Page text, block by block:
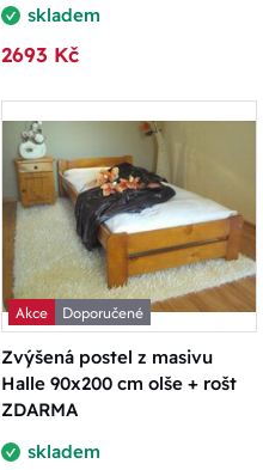
skladem
2693 Kč
Akce
Doporučené
Zvýšená postel z masivu
Halle 90x200 cm olše + rošt
ZDARMA
skladem